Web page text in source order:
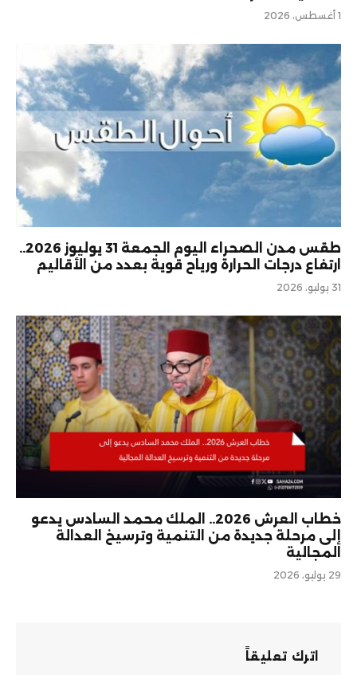
1 أغسطس، 2026
طقس مدن الصحراء اليوم الجمعة 31 يوليوز 2026..
ارتفاع درجات الحرارة ورياح قوية بعدد من الأقاليم
31 يوليو، 2026
خطاب العرش 2026.. الملك محمد السادس يدعو
إلى مرحلة جديدة من التنمية وترسيخ العدالة
المجالية
29 يوليو، 2026
اترك تعليقاً